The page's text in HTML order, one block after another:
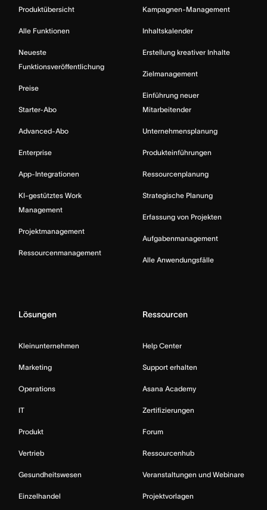
Produktübersicht
Alle Funktionen
Neueste
Funktionsveröffentlichung
Preise
Starter-Abo
Advanced-Abo
Enterprise
App-Integrationen
KI-gestütztes Work
Management
Projektmanagement
Ressourcenmanagement
Kampagnen-Management
Inhaltskalender
Erstellung kreativer Inhalte
Zielmanagement
Einführung neuer
Mitarbeitender
Unternehmensplanung
Produkteinführungen
Ressourcenplanung
Strategische Planung
Erfassung von Projekten
Aufgabenmanagement
Alle Anwendungsfälle
Lösungen
Kleinunternehmen
Marketing
Operations
IT
Produkt
Vertrieb
Gesundheitswesen
Einzelhandel
Ressourcen
Help Center
Support erhalten
Asana Academy
Zertifizierungen
Forum
Ressourcenhub
Veranstaltungen und Webinare
Projektvorlagen